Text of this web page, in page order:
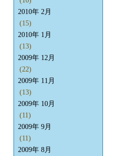
2010年 2月
(15)
2010年 1月
(13)
2009年 12月
(22)
2009年 11月
(13)
2009年 10月
(11)
2009年 9月
(11)
2009年 8月